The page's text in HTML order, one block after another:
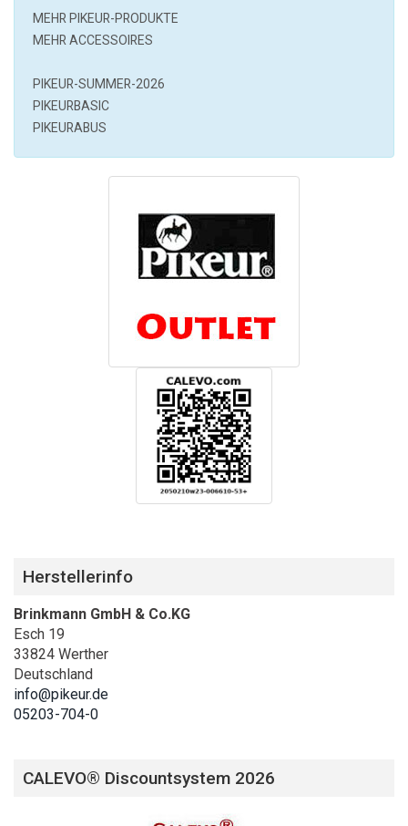
MEHR PIKEUR-PRODUKTE
MEHR ACCESSOIRES
PIKEUR-SUMMER-2026
PIKEURBASIC
PIKEURABUS
Herstellerinfo
Brinkmann GmbH & Co.KG
Esch 19
33824 Werther
Deutschland
info@pikeur.de
05203-704-0
CALEVO® Discountsystem 2026